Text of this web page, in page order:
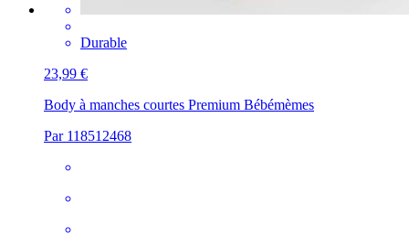
Durable
23,99 €
Body à manches courtes Premium Bébémèmes
Par 118512468